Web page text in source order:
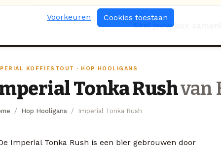
Stel jouw box samen
KOFFIESTOUT · HOP HOOLIGANS
Tonka Rushvan
Hop Hooligans Imperial Tonka Rush
Imperial Tonka Rush is een bier gebrouwen door
Voorkeuren Cookies toestaan